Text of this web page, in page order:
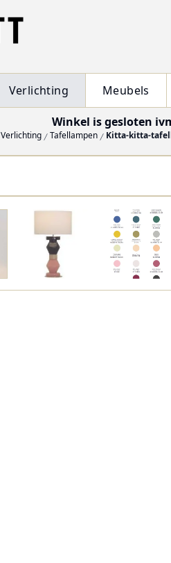
Verlichting Meubels
Winkel is gesloten
Verlichting Tafellampen Kitta-kitta-